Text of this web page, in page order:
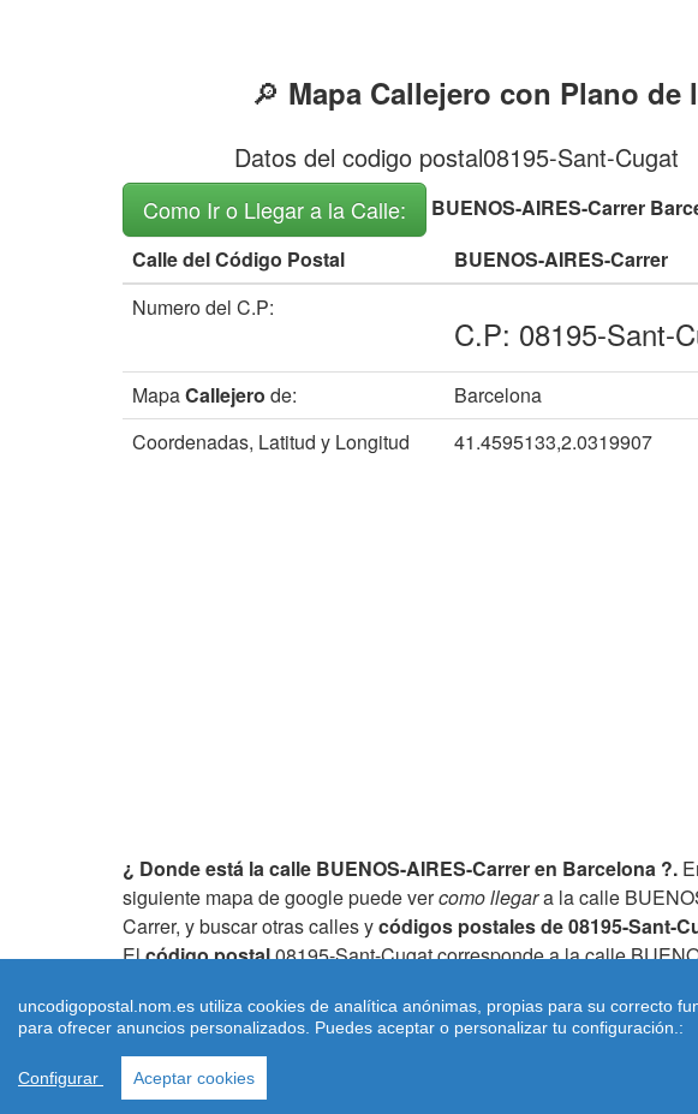
🔎 Mapa Callejero con Plano de
Datos del codigo postal08195-Sant-Cugat
Como Ir o Llegar a la Calle:
BUENOS-AIRES-Carrer
Calle del Código Postal
BUENOS-AIRES-Carrer
Numero del C.P:
C.P: 08195-Sant-
MapaCallejero de:
Barcelona
Coordenadas, Latitud y Longitud
41.4595133,2.0319907
¿ Donde está la calle BUENOS-AIRES-Carrer en Barcelona ?.
siguiente mapa de google puede vercomo llegara la calle
Carrer, y buscar otras calles ycódigos postales de 08195-Sant-
Elcódigo postal08195-Sant-Cugat corresponde a la calle
© 2026 uncodigopostal.nom.es, Códigos postales
uncodigopostal.nom.es utiliza cookies de analítica anónimas, propias para su correcto
para ofrecer anuncios personalizados. Puedes aceptar o personalizar tu configuración.:
Configurar Aceptar cookies